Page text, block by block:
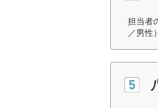
担当者
／男性）